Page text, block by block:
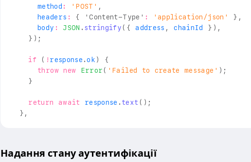
      method
: 'POST' ,
      headers
: { 'Content-Type' : 'application/json' } ,
      body
: JSON . stringify( { address , chainId } ) ,
} ) ;
if ( ! response .ok )
{
throw new Error( 'Failed to create message' ) ;
}
return await response . text ( ) ;
} ,
Надання стану аутентифікації